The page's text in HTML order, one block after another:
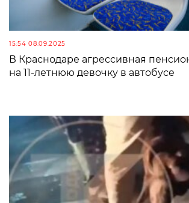
15:54 08.09.2025
В Краснодаре агрессивная
на 11-летнюю девочку в автобусе